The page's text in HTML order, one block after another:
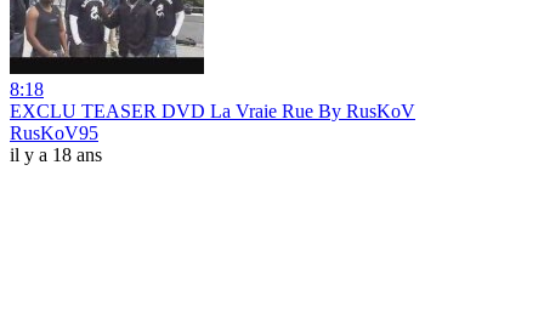
8:18
EXCLU TEASER DVD La Vraie Rue By RusKoV
RusKoV95
il y a 18 ans